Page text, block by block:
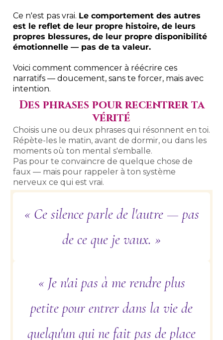
Ce n'est pas vrai. Le comportement des autres
est le reflet de leur propre histoire, de leurs
propres blessures, de leur propre disponibilité
émotionnelle — pas de ta valeur.
Voici comment commencer à réécrire ces
narratifs — doucement, sans te forcer, mais avec
intention.
Des phrases pour recentrer ta
vérité
Choisis une ou deux phrases qui résonnent en toi.
Répète-les le matin, avant de dormir, ou dans les
moments où ton mental s'emballe.
Pas pour te convaincre de quelque chose de
faux — mais pour rappeler à ton système
nerveux ce qui est vrai.
« Ce silence parle de l'autre — pas
de ce que je vaux. »
« Je n'ai pas à me rendre plus
petite pour entrer dans la vie de
quelqu'un qui ne fait pas de place